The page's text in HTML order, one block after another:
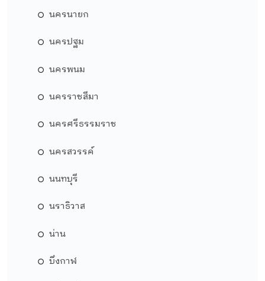
นครนายก
นครปฐม
นครพนม
นครราชสีมา
นครศรีธรรมราช
นครสวรรค์
นนทบุรี
นราธิวาส
น่าน
บึงกาฬ